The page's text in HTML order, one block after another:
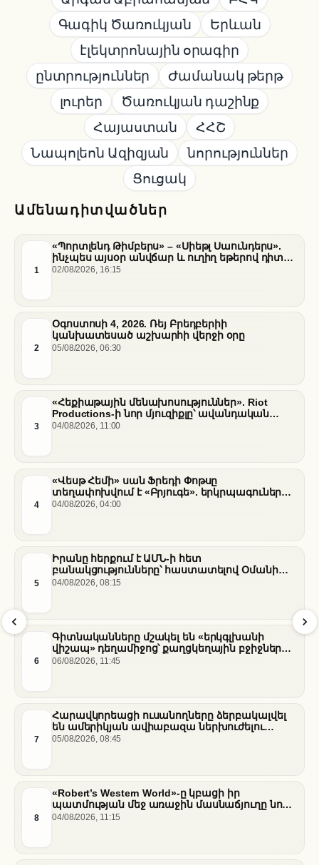
Ամենադիտվածներ
1
«Պորտլենդ Թիմբերս» – «Սիեթլ Սաունդերս».
ինչպես այսօր անվճար և ուղիղ եթերով դիտել
հանդիպումը
02/08/2026, 16:15
2
Օգոստոսի 4, 2026. Ռեյ Բրեդբերիի
կանխատեսած աշխարհի վերջի օրը
05/08/2026, 06:30
3
«Հեքիաթային մենախոսություններ». Riot
Productions-ի նոր մյուզիքլը՝ ավանդական
պատմությունների նոր վերաիմաստավորում
04/08/2026, 11:00
4
«Վեսթ Հեմի» սան Ֆրեդի Փոթսը
տեղափոխվում է «Բրյուգե». երկրպագուների
դժգոհությունը և ակումբի ռազմավարությունը
04/08/2026, 04:00
5
Իրանը հերքում է ԱՄՆ-ի հետ
բանակցությունները՝ հաստատելով Օմանի
միջնորդությամբ քննարկումները Հորմուզի
04/08/2026, 08:15
6
Գիտնականները մշակել են «երկգլխանի
վիշապ» դեղամիջոց՝ քաղցկեղային բջիջները
սովամահ անելու համար
06/08/2026, 11:45
7
Հարավկորեացի ուսանողները ձերբակալվել
են ամերիկյան ավիաբազա ներխուժելու
համար
05/08/2026, 08:45
8
«Robert’s Western World»-ը կբացի իր
պատմության մեջ առաջին մասնաճյուղը նոր
«Nissan Stadium» մարզադաշտում
04/08/2026, 11:15
Գագիկ Ծառուկյան
Երևան
էլեկտրոնային օրագիր
ընտրություններ
Ժամանակ թերթ
լուրեր
Ծառուկյան դաշինք
Հայաստան
ՀՀՇ
Նապոլեոն Ազիզյան
նորություններ
Ցուցակ